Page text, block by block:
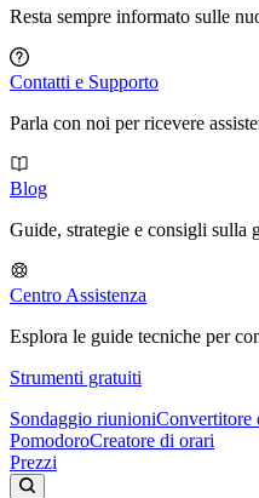
Resta sempre informato sulle
Contatti e Supporto
Parla con noi per ricevere
Blog
Guide, strategie e consigli sulla
Centro Assistenza
Esplora le guide tecniche per
Strumenti gratuiti
Sondaggio riunioniConvertitore
PomodoroCreatore di orari
Prezzi